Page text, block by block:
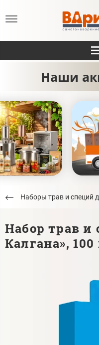
Наши
Наборы трав и специй
Набор трав и
Калгана», 100